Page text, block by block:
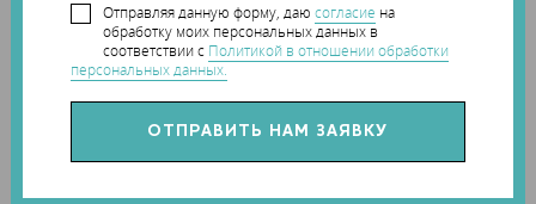
Отправляя данную форму, даюсогласие на
обработку моих персональных данных в
соответствии с Политикой в отношении обработки
персональных данных.